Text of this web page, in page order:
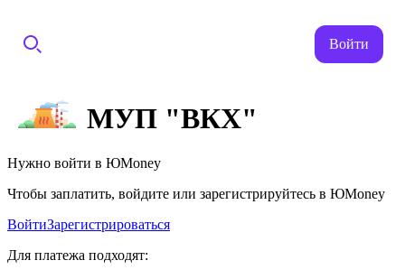
Войти
МУП "ВКХ"
Нужно войти в ЮMoney
Чтобы заплатить, войдите или зарегистрируйтесь в ЮMoney
ВойтиЗарегистрироваться
Для платежа подходят: